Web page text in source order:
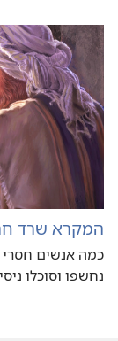
המקרא שרד
כמה אנשים חסרי
נחשפו וסוכלו